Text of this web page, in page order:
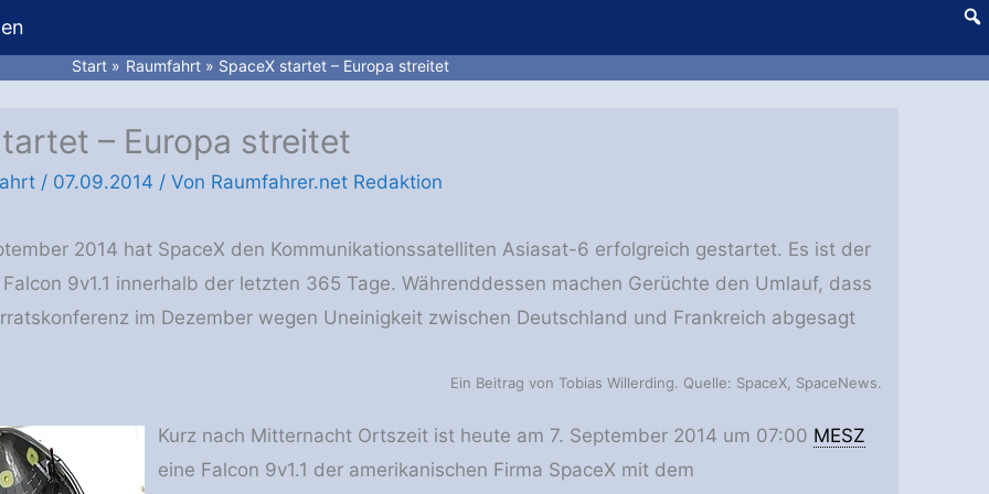
Start Raumfahrt SpaceX startet – Europa streitet
– Europa streitet
/ 07.09.2014 / Von Raumfahrer.net Redaktion
2014 hat SpaceX den Kommunikationssatelliten Asiasat-6 erfolgreich gestartet. Es ist der
9v1.1 innerhalb der letzten 365 Tage. Währenddessen machen Gerüchte den Umlauf, dass
im Dezember wegen Uneinigkeit zwischen Deutschland und Frankreich abgesagt
Ein Beitrag von Tobias Willerding. Quelle: SpaceX, SpaceNews.
Kurz nach Mitternacht Ortszeit ist heute am 7. September 2014 um 07:00 MESZ
eine Falcon 9v1.1 der amerikanischen Firma SpaceX mit dem